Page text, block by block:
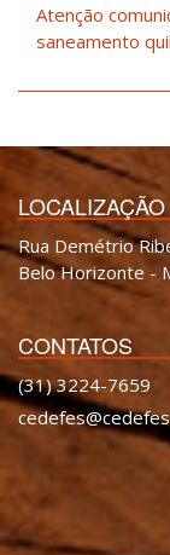
Atenção
saneamento
LOCALIZAÇÃO
Rua Demétrio
Belo Horizonte -
CONTATOS
(31) 3224-7659